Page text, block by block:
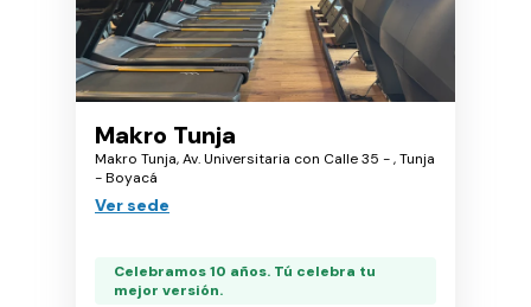
Makro Tunja
Makro Tunja, Av. Universitaria con Calle 35 - , Tunja
- Boyacá
Ver sede
Celebramos 10 años. Tú celebra tu
mejor versión.